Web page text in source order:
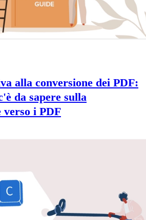
alla conversione dei PDF:
da sapere sulla
verso i PDF